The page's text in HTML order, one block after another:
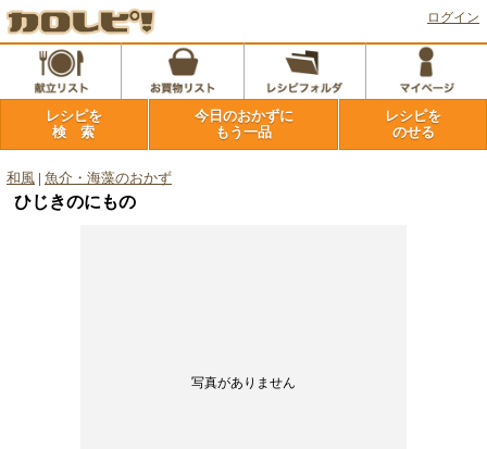
ログイン
レシピを
検 索
今日のおかずに
もう一品
レシピを
のせる
和風 魚介・海藻のおかず
ひじきのにもの
写真がありません